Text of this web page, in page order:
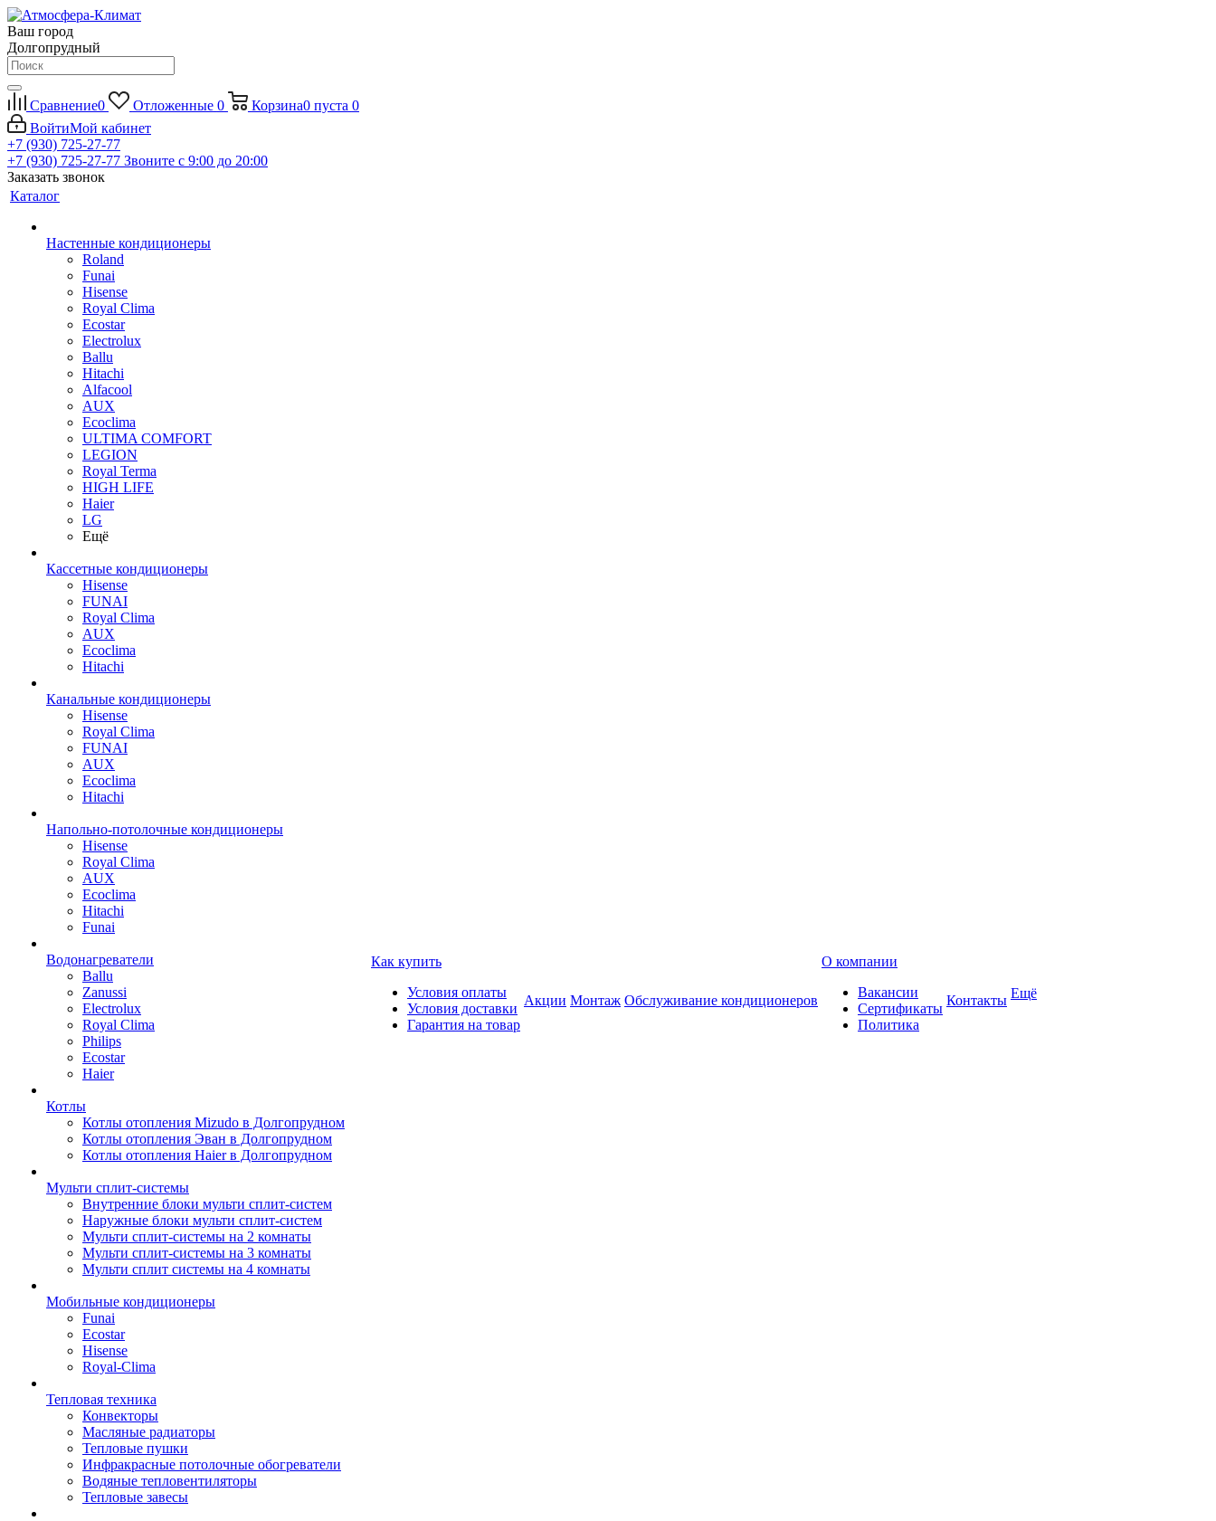
Ваш город
Долгопрудный
Сравнение0 Отложенные 0 Корзина0 пуста 0
ВойтиМой кабинет
+7 (930) 725-27-77
+7 (930) 725-27-77 Звоните с 9:00 до 20:00
Заказать звонок
Каталог
Настенные кондиционеры
Roland
Funai
Hisense
Royal Clima
Ecostar
Electrolux
Ballu
Hitachi
Alfacool
AUX
Ecoclima
ULTIMA COMFORT
LEGION
Royal Terma
HIGH LIFE
Haier
LG
Ещё
Кассетные кондиционеры
Hisense
FUNAI
Royal Clima
AUX
Ecoclima
Hitachi
Канальные кондиционеры
Hisense
Royal Clima
FUNAI
AUX
Ecoclima
Hitachi
Напольно-потолочные кондиционеры
Hisense
Royal Clima
AUX
Ecoclima
Hitachi
Funai
Водонагреватели
Ballu
Zanussi
Electrolux
Royal Clima
Philips
Ecostar
Haier
Котлы
Котлы отопления Mizudo в Долгопрудном
Котлы отопления Эван в Долгопрудном
Котлы отопления Haier в Долгопрудном
Мульти сплит-системы
Внутренние блоки мульти сплит-систем
Наружные блоки мульти сплит-систем
Мульти сплит-системы на 2 комнаты
Мульти сплит-системы на 3 комнаты
Мульти сплит системы на 4 комнаты
Мобильные кондиционеры
Funai
Ecostar
Hisense
Royal-Clima
Тепловая техника
Конвекторы
Масляные радиаторы
Тепловые пушки
Инфракрасные потолочные обогреватели
Водяные тепловентиляторы
Тепловые завесы
Как купить
Условия оплаты
Условия доставки
Гарантия на товар
Акции Монтаж Обслуживание кондиционеров
О компании
Вакансии
Сертификаты
Политика
Контакты Ещё